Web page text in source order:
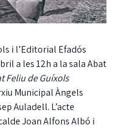
i l’Editorial Efadós
a les 12h a la sala Abat
Feliu de Guíxols
Municipal Àngels
Auladell. L’acte
Joan Alfons Albó i